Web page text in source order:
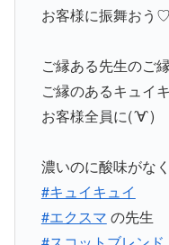
お客様に振舞お
ご縁ある先生のご
ご縁のあるキュイ
お客様全員に(´∀`)
濃いのに酸味がな
#キュイキュイ
#エクスマ の先生